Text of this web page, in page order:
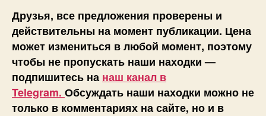
Друзья, все предложения проверены и
действительны на момент публикации. Цена
может измениться в любой момент, поэтому
чтобы не пропускать наши находки —
подпишитесь на наш канал в
Telegram. Обсуждать наши находки можно не
только в комментариях на сайте, но и в